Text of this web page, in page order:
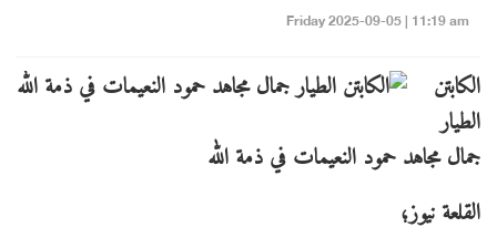
Friday 2025-09-05 | 11:19 am
الكابتن
الطيار
جمال مجاهد حمود النعيمات في ذمة الله
القلعة نيوز؛